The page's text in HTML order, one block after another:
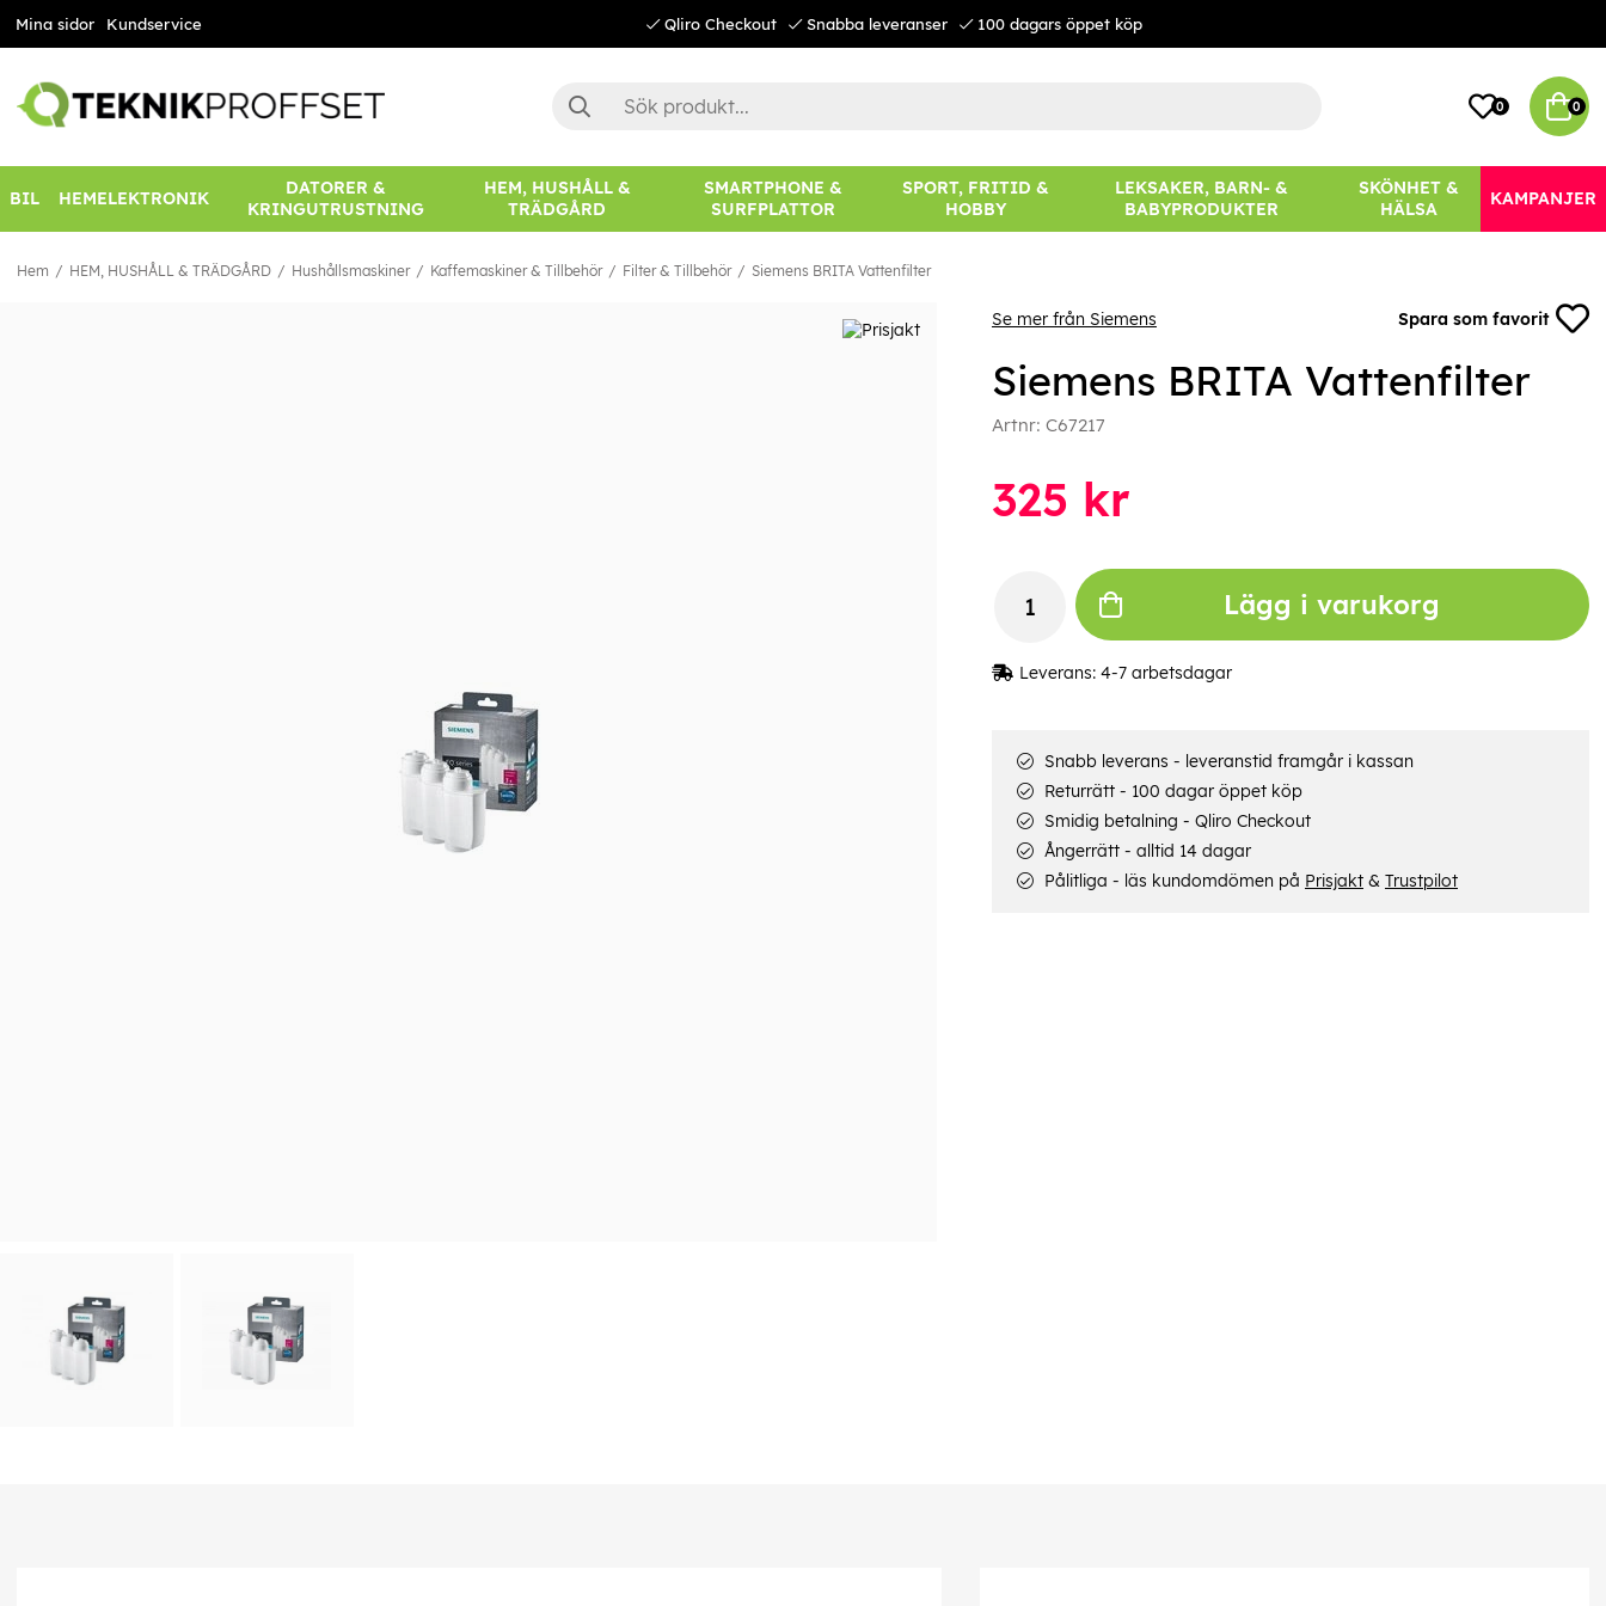
Mina sidor Kundservice Qliro Checkout Snabba leveranser 100 dagars öppet köp
0 0
BIL HEMELEKTRONIK
DATORER &
KRINGUTRUSTNING
HEM, HUSHÅLL &
TRÄDGÅRD
SMARTPHONE &
SURFPLATTOR
SPORT, FRITID &
HOBBY
LEKSAKER, BARN- &
BABYPRODUKTER
SKÖNHET &
HÄLSA
KAMPANJER
Hem HEM, HUSHÅLL & TRÄDGÅRD Hushållsmaskiner Kaffemaskiner & Tillbehör Filter & Tillbehör Siemens BRITA Vattenfilter
Se mer från Siemens Spara som favorit
Siemens BRITA Vattenfilter
Artnr: C67217
325 kr
Lägg i varukorg
Leverans: 4-7 arbetsdagar
Snabb leverans - leveranstid framgår i kassan
Returrätt - 100 dagar öppet köp
Smidig betalning - Qliro Checkout
Ångerrätt - alltid 14 dagar
Pålitliga - läs kundomdömen på Prisjakt& Trustpilot